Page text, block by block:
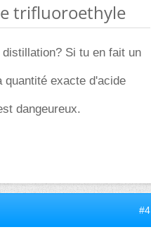
trifluoroethyle
Si tu en fait un
exacte d'acide
dangeureux.
#4